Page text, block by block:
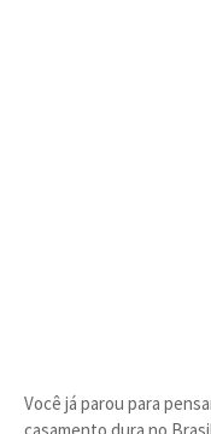
Você já parou para